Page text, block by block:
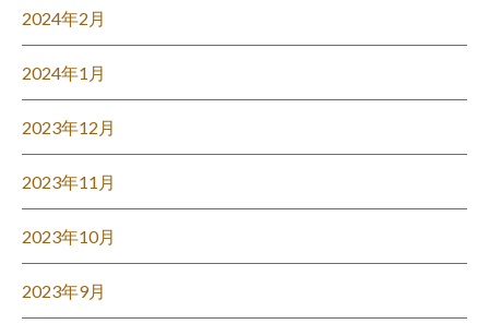
2024年2月
2024年1月
2023年12月
2023年11月
2023年10月
2023年9月